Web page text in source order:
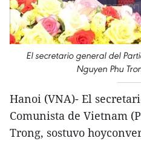
El secretario general del
Nguyen Phu
Hanoi (VNA)- El
Comunista de Vietnam
Trong, sostuvo